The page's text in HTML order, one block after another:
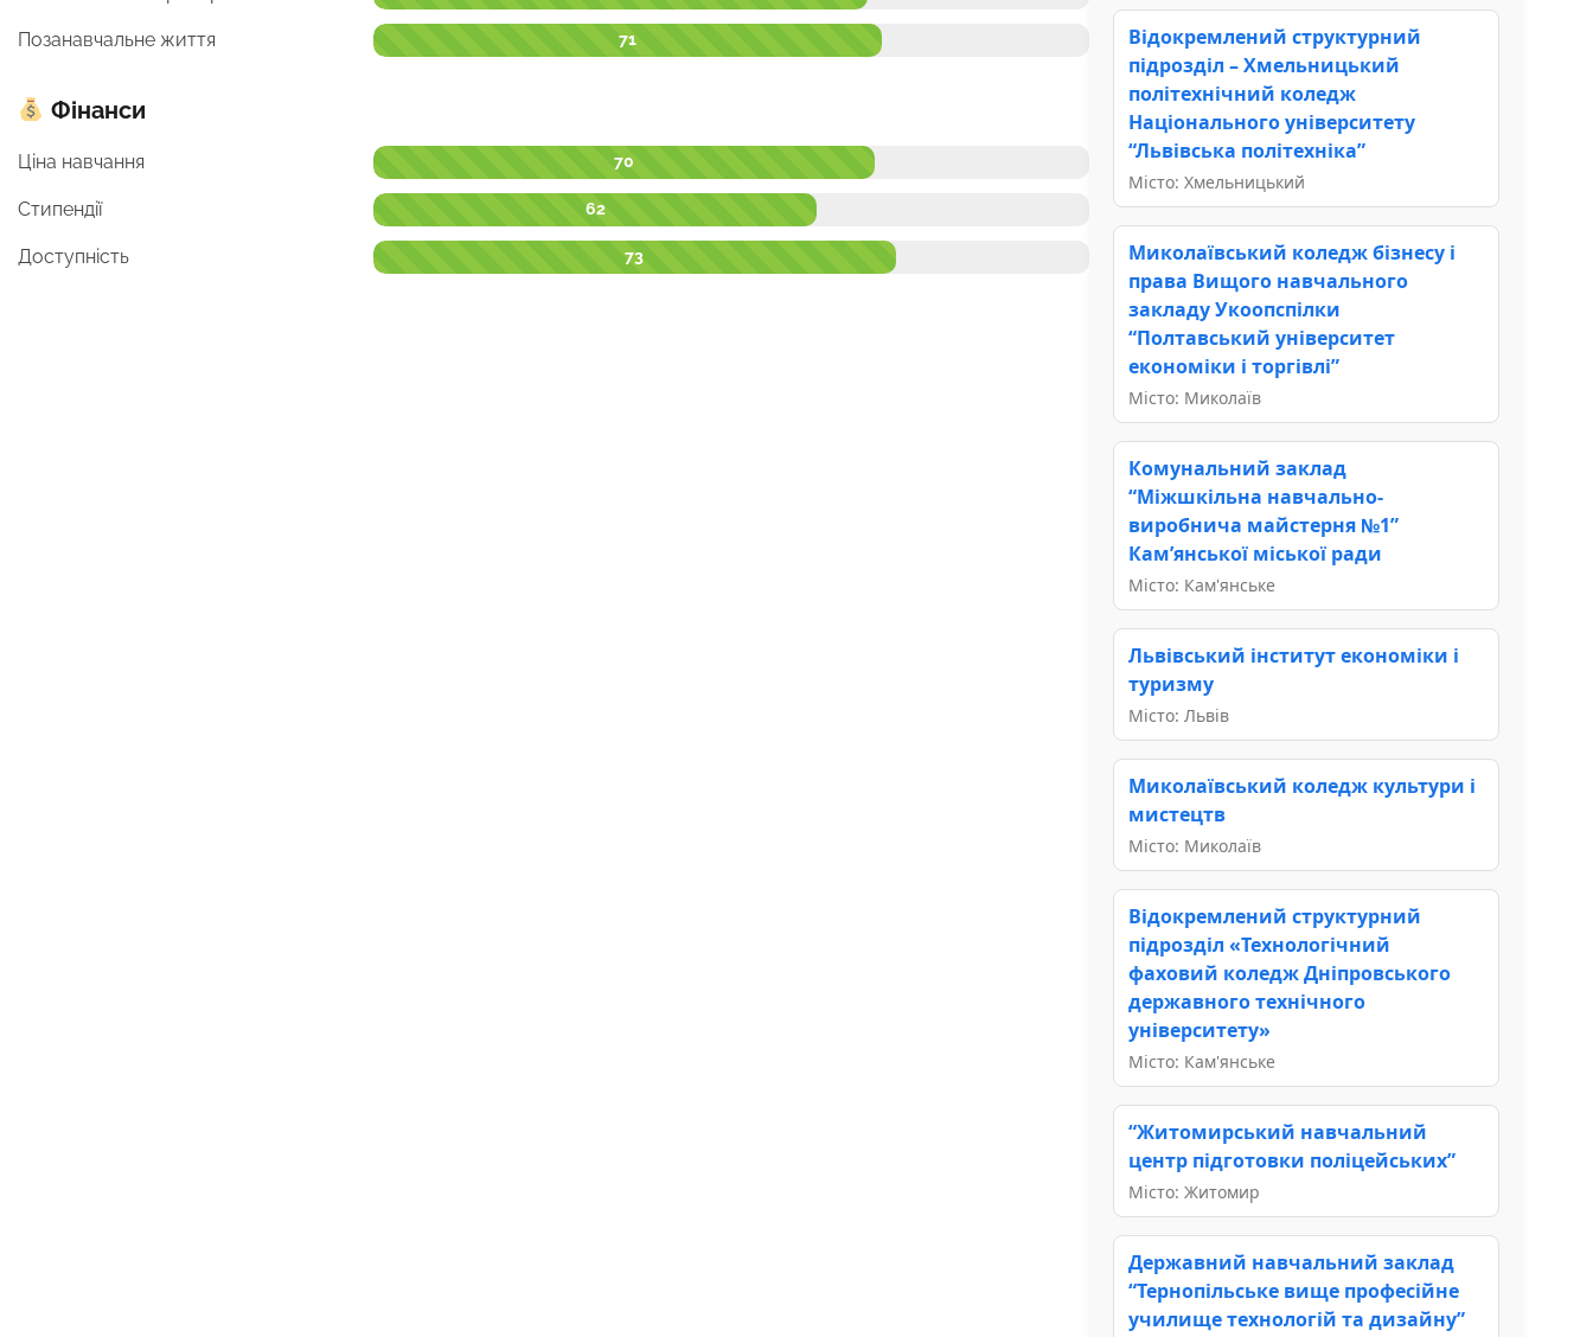
Позанавчальне життя 71
Фінанси
Ціна навчання 70
Стипендії 62
Доступність 73
Відокремлений структурний
підрозділ – Хмельницький
політехнічний коледж
Національного університету
“Львівська політехніка”
Місто: Хмельницький
Миколаївський коледж бізнесу і
права Вищого навчального
закладу Укоопспілки
“Полтавський університет
економіки і торгівлі”
Місто: Миколаїв
Комунальний заклад
“Міжшкільна навчально-
виробнича майстерня №1”
Кам’янської міської ради
Місто: Кам'янське
Львівський інститут економіки і
туризму
Місто: Львів
Миколаївський коледж культури і
мистецтв
Місто: Миколаїв
Відокремлений структурний
підрозділ «Технологічний
фаховий коледж Дніпровського
державного технічного
університету»
Місто: Кам'янське
“Житомирський навчальний
центр підготовки поліцейських”
Місто: Житомир
Державний навчальний заклад
“Тернопільське вище професійне
училище технологій та дизайну”